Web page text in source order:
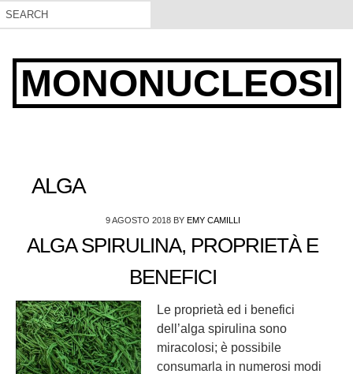
MONONUCLEOSI
ALGA
9 AGOSTO 2018BY EMY CAMILLI
ALGA SPIRULINA, PROPRIETÀ E
BENEFICI
Le proprietà ed i benefici
dell’alga spirulina sono
miracolosi; è possibile
consumarla in numerosi modi